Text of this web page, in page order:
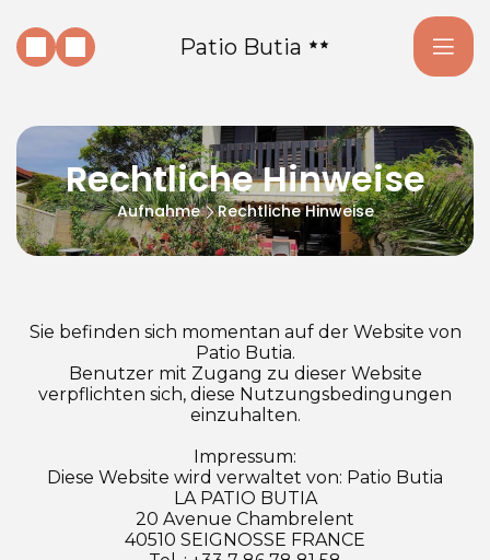
Patio Butia
Rechtliche Hinweise
Aufnahme Rechtliche Hinweise
Sie befinden sich momentan auf der Website von
Patio Butia.
Benutzer mit Zugang zu dieser Website
verpflichten sich, diese Nutzungsbedingungen
einzuhalten.
Impressum:
Diese Website wird verwaltet von: Patio Butia
LA PATIO BUTIA
20 Avenue Chambrelent
40510 SEIGNOSSE FRANCE